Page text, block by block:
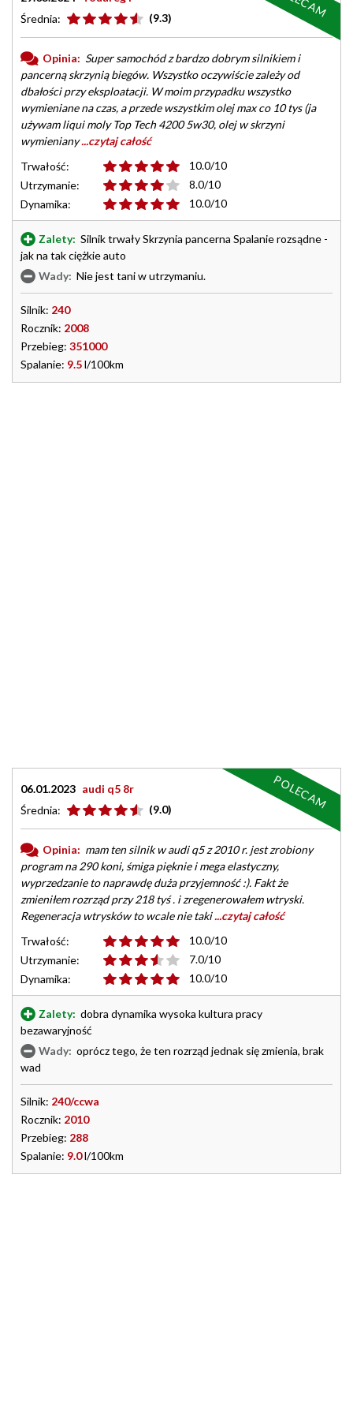
Średnia:
(9.3)
Opinia: Super samochód z bardzo dobrym silnikiem i
pancerną skrzynią biegów. Wszystko oczywiście zależy od
dbałości przy eksploatacji. W moim przypadku wszystko
wymieniane na czas, a przede wszystkim olej max co 10 tys (ja
używam liqui moly Top Tech 4200 5w30, olej w skrzyni
wymieniany...czytaj całość
Trwałość:
10.0/10
Utrzymanie:
8.0/10
Dynamika:
10.0/10
Zalety: Silnik trwały Skrzynia pancerna Spalanie rozsądne -
jak na tak ciężkie auto
Wady: Nie jest tani w utrzymaniu.
Silnik: 240
Rocznik: 2008
Przebieg: 351000
Spalanie: 9.5l/100km
06.01.2023 audi q5 8r
Średnia:
(9.0)
Opinia: mam ten silnik w audi q5 z 2010 r. jest zrobiony
program na 290 koni, śmiga pięknie i mega elastyczny,
wyprzedzanie to naprawdę duża przyjemność :). Fakt że
zmieniłem rozrząd przy 218 tyś . i zregenerowałem wtryski.
Regeneracja wtrysków to wcale nie taki...czytaj całość
Trwałość:
10.0/10
Utrzymanie:
7.0/10
Dynamika:
10.0/10
Zalety: dobra dynamika wysoka kultura pracy
bezawaryjność
Wady: oprócz tego, że ten rozrząd jednak się zmienia, brak
wad
Silnik: 240/ccwa
Rocznik: 2010
Przebieg: 288
Spalanie: 9.0l/100km
POLECAM